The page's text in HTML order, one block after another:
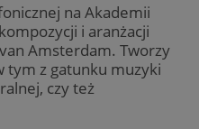
na Akademii
i aranżacji
Amsterdam. Tworzy
tym z gatunku muzyki
czy też